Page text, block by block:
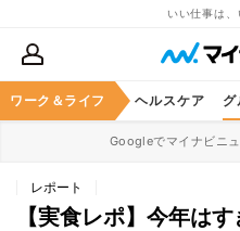
いい仕事は
ワーク＆ライフ
マネー 暮らし ヘルスケア グ
Googleでマイナビニ
レポート
【実食レポ】今年は